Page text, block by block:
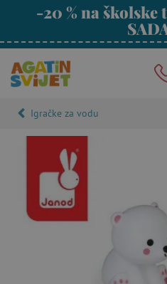
-20 % na školske
Igračke za vodu